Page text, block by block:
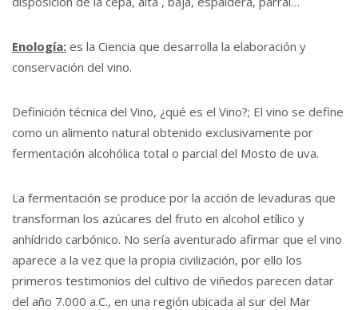
Enología: es la Ciencia que desarrolla la elaboración y
conservación del vino.
Definición técnica del Vino, ¿qué es el Vino?; El vino se define
como un alimento natural obtenido exclusivamente por
fermentación alcohólica total o parcial del Mosto de uva.
La fermentación se produce por la acción de levaduras que
transforman los azúcares del fruto en alcohol etílico y
anhídrido carbónico. No sería aventurado afirmar que el vino
aparece a la vez que la propia civilización, por ello los
primeros testimonios del cultivo de viñedos parecen datar
del año 7.000 a.C., en una región ubicada al sur del Mar